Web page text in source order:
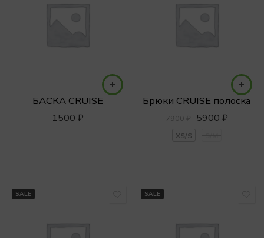
БАСКА CRUISE
1500 ₽
Брюки CRUISE полоска
7900₽ 5900 ₽
XS/S
SALE SALE